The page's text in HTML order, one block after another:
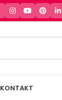
KONTAKT